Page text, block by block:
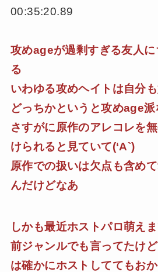
00:35:20.89
攻めageが過剰すぎる友人
る
いわゆる攻めヘイトは自分
どっちかというと攻めage
さすがに原作のアレコレを
けられると見ていて(‘A`)
原作での扱いは欠点も含め
んだけどなあ
しかも最近ホストパロ萌え
前ジャンルでも言ってたけ
は確かにホストしててもお